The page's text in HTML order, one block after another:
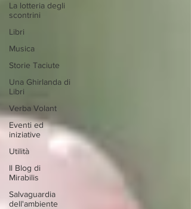
La lotteria degli
scontrini
Libri
Musica
Storie Taciute
Una Ghirlanda di
Libri
Verba Volant
Eventi ed
iniziative
Utilità
Il Blog di
Mirabilis
Salvaguardia
dell'ambiente